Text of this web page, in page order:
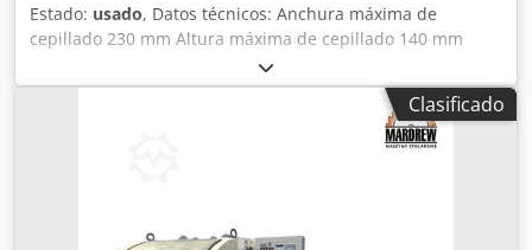
Estado: usado, Datos técnicos: Anchura máxima de
cepillado 230 mm Altura máxima de cepillado 140 mm
Diámetro del eje: 40 mm Número de husillos: 4 Secuencia
de husillos: abajo 5,5 kW derecha + izquierda 11 kW arriba
7,5 kW Avance 3 kW Ajuste manual de todos los cabezales
Djdpfxsqv Awio Ak Djkr Número de rodillos de acero de
de avance regulable sin escalonamientos 4-26 m/min
Clasificado